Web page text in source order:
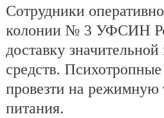
Сотрудники
колонии № 3 УФСИН
доставку
средств.
провезти на режимную
питания.